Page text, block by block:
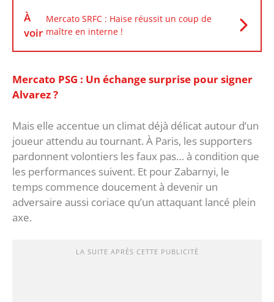
À
voir
Mercato SRFC : Haise réussit un coup de
maître en interne !
Mercato PSG : Un échange surprise pour signer
Alvarez ?
Mais elle accentue un climat déjà délicat autour d’un
joueur attendu au tournant. À Paris, les supporters
pardonnent volontiers les faux pas… à condition que
les performances suivent. Et pour Zabarnyi, le
temps commence doucement à devenir un
adversaire aussi coriace qu’un attaquant lancé plein
axe.
LA SUITE APRÈS CETTE PUBLICITÉ